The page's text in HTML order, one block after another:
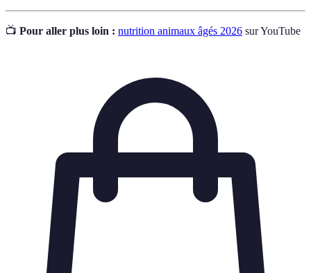
📺 Pour aller plus loin : nutrition animaux âgés 2026 sur YouTube